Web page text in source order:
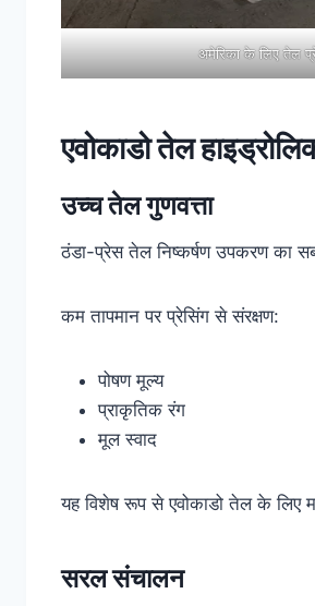
अमेरिका के लिए तेल
एवोकाडो तेल
उच्च तेल गुणवत्ता
ठंडा-प्रेस तेल निष्कर्षण उपकरण का
कम तापमान पर प्रेसिंग से संरक्षण:
पोषण मूल्य
प्राकृतिक रंग
मूल स्वाद
यह विशेष रूप से एवोकाडो तेल के लिए
सरल संचालन